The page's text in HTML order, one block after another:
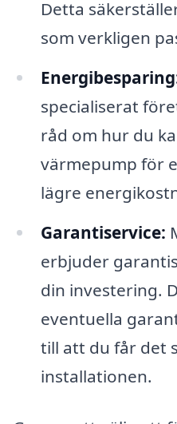
Detta
som verkligen
specialiserat
råd om hur du
värmepump för
lägre
Garantiservice:
erbjuder
din investering.
eventuella
till att du får det
installationen.